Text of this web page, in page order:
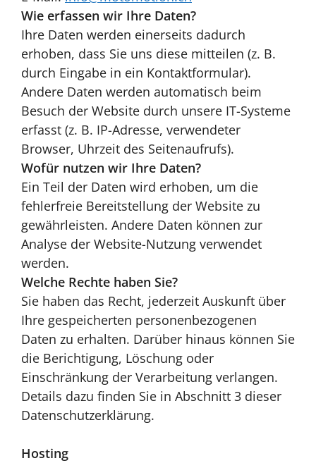
Wie erfassen wir Ihre Daten?
Ihre Daten werden einerseits dadurch
erhoben, dass Sie uns diese mitteilen (z. B.
durch Eingabe in ein Kontaktformular).
Andere Daten werden automatisch beim
Besuch der Website durch unsere IT-Systeme
erfasst (z. B. IP-Adresse, verwendeter
Browser, Uhrzeit des Seitenaufrufs).
Wofür nutzen wir Ihre Daten?
Ein Teil der Daten wird erhoben, um die
fehlerfreie Bereitstellung der Website zu
gewährleisten. Andere Daten können zur
Analyse der Website-Nutzung verwendet
werden.
Welche Rechte haben Sie?
Sie haben das Recht, jederzeit Auskunft über
Ihre gespeicherten personenbezogenen
Daten zu erhalten. Darüber hinaus können Sie
die Berichtigung, Löschung oder
Einschränkung der Verarbeitung verlangen.
Details dazu finden Sie in Abschnitt 3 dieser
Datenschutzerklärung.
Hosting